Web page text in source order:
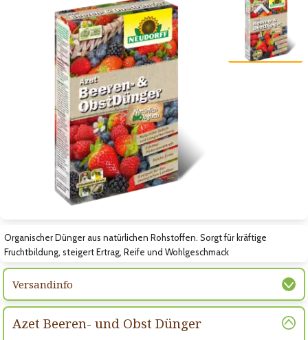
Zum vorigen Bild
Zum nächsten Bild
Organischer Dünger aus natürlichen Rohstoffen. Sorgt für kräftige
Fruchtbildung, steigert Ertrag, Reife und Wohlgeschmack
Versandinfo
Azet Beeren- und Obst Dünger